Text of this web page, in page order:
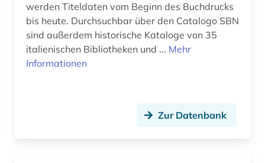
werden Titeldaten vom Beginn des Buchdrucks
bis heute. Durchsuchbar über den Catalogo SBN
sind außerdem historische Kataloge von 35
italienischen Bibliotheken und ... Mehr
Informationen
Zur Datenbank